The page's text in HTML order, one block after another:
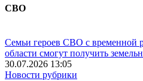
СВО
Семьи героев СВО с временной
области смогут получить
30.07.2026 13:05
Новости рубрики